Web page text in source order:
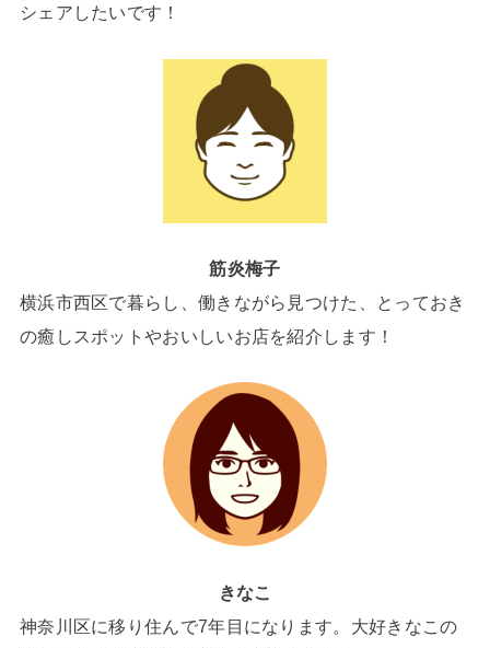
シェアしたいです！
筋炎梅子
横浜市西区で暮らし、働きながら見つけた、とっておき
の癒しスポットやおいしいお店を紹介します！
きなこ
神奈川区に移り住んで7年目になります。大好きなこの